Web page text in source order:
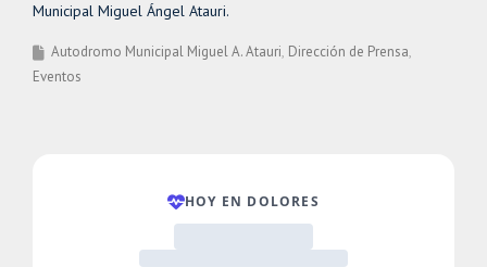
Municipal Miguel Ángel Atauri.
Autodromo Municipal Miguel A. Atauri Dirección de Prensa
Eventos